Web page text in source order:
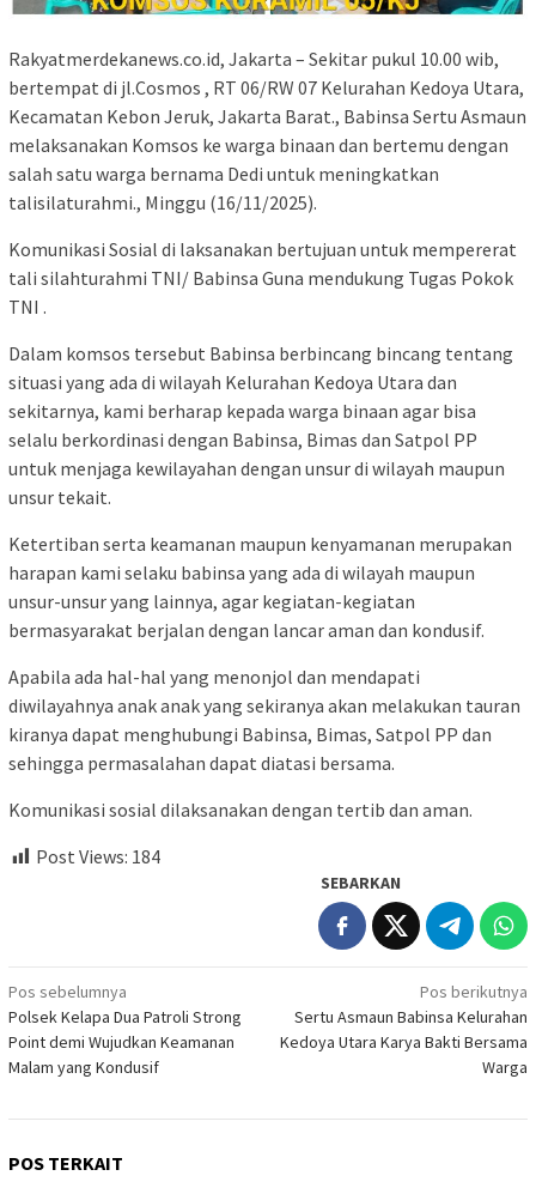
Rakyatmerdekanews.co.id, Jakarta – Sekitar pukul 10.00 wib,
bertempat di jl.Cosmos , RT 06/RW 07 Kelurahan Kedoya Utara,
Kecamatan Kebon Jeruk, Jakarta Barat., Babinsa Sertu Asmaun
melaksanakan Komsos ke warga binaan dan bertemu dengan
salah satu warga bernama Dedi untuk meningkatkan
talisilaturahmi., Minggu (16/11/2025).
Komunikasi Sosial di laksanakan bertujuan untuk mempererat
tali silahturahmi TNI/ Babinsa Guna mendukung Tugas Pokok
TNI .
Dalam komsos tersebut Babinsa berbincang bincang tentang
situasi yang ada di wilayah Kelurahan Kedoya Utara dan
sekitarnya, kami berharap kepada warga binaan agar bisa
selalu berkordinasi dengan Babinsa, Bimas dan Satpol PP
untuk menjaga kewilayahan dengan unsur di wilayah maupun
unsur tekait.
Ketertiban serta keamanan maupun kenyamanan merupakan
harapan kami selaku babinsa yang ada di wilayah maupun
unsur-unsur yang lainnya, agar kegiatan-kegiatan
bermasyarakat berjalan dengan lancar aman dan kondusif.
Apabila ada hal-hal yang menonjol dan mendapati
diwilayahnya anak anak yang sekiranya akan melakukan tauran
kiranya dapat menghubungi Babinsa, Bimas, Satpol PP dan
sehingga permasalahan dapat diatasi bersama.
Komunikasi sosial dilaksanakan dengan tertib dan aman.
Post Views: 184
SEBARKAN
Navigasi
pos
Pos sebelumnya
Polsek Kelapa Dua Patroli Strong
Point demi Wujudkan Keamanan
Malam yang Kondusif
Pos berikutnya
Sertu Asmaun Babinsa Kelurahan
Kedoya Utara Karya Bakti Bersama
Warga
POS TERKAIT